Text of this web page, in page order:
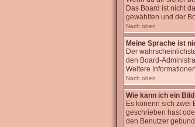
Das Board ist nicht
gewählten und der
Nach oben
Meine Sprache ist
Der
den Board-
Weitere
Nach oben
Wie kann ich ein
Es könenn sich zwei
geschrieben hast
den Benutzer